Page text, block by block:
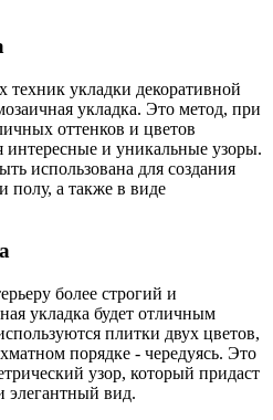
укладки декоративной
укладка. Это метод, при
оттенков и цветов
интересные и уникальные узоры.
использована для создания
полу, а также в виде
более строгий и
укладка будет отличным
плитки двух цветов,
порядке - чередуясь. Это
узор, который придаст
элегантный вид.